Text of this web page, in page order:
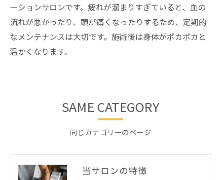
ーションサロンです。疲れが溜まりすぎていると、血の
流れが悪かったり、頭が痛くなったりするため、定期的
なメンテナンスは大切です。施術後は身体がポカポカと
温かくなります。
同じカテゴリーのページ
SAME CATEGORY
当サロンの特徴